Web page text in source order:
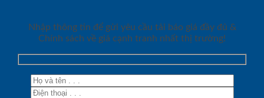
Nhập thông tin để gửi yêu cầu tải báo giá đầy đủ &
Chính sách về giá cạnh tranh nhất thị trường!